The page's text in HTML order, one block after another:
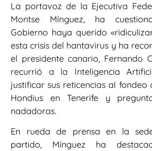
La portavoz de la Ejecutiva
Montse Mínguez, ha
Gobierno haya querido
esta crisis del hantavirus y ha
el presidente canario, Fernando
recurrió a la Inteligencia
justificar sus reticencias al fondeo
Hondius en Tenerife y
nadadoras.
En rueda de prensa en la
partido, Mínguez ha